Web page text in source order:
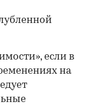
если в
на